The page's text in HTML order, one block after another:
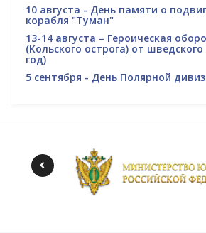
10 августа - День памяти о
корабля "Туман"
13-14 августа – Героическая
(Кольского острога) от
год)
5 сентября - День Полярной